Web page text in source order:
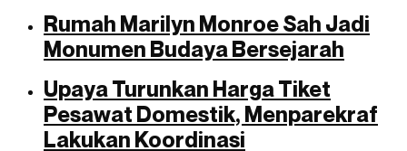
Rumah Marilyn Monroe Sah Jadi
Monumen Budaya Bersejarah
Upaya Turunkan Harga Tiket
Pesawat Domestik, Menparekraf
Lakukan Koordinasi